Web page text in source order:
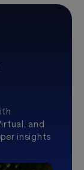
and
insights